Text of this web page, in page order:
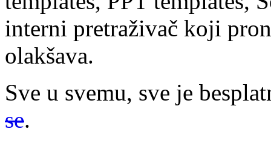
interni pretraživač koji
olakšava.
Sve u svemu, sve je
se.